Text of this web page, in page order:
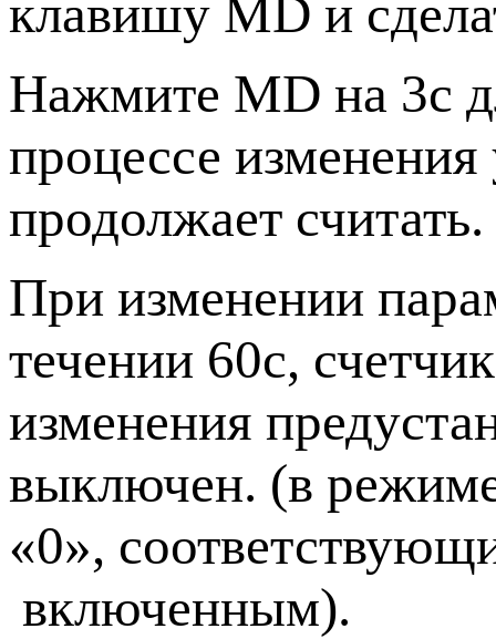
клавишу MD и
Нажмите MD на 3с
процессе
продолжает считать.
При изменении
течении 60с,
изменения
выключен. (в
«0»,
включенным).